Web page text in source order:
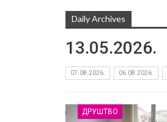
Daily Archives
13.05.2026.
07.08.2026. 06.08.2026.
ДРУШТВО